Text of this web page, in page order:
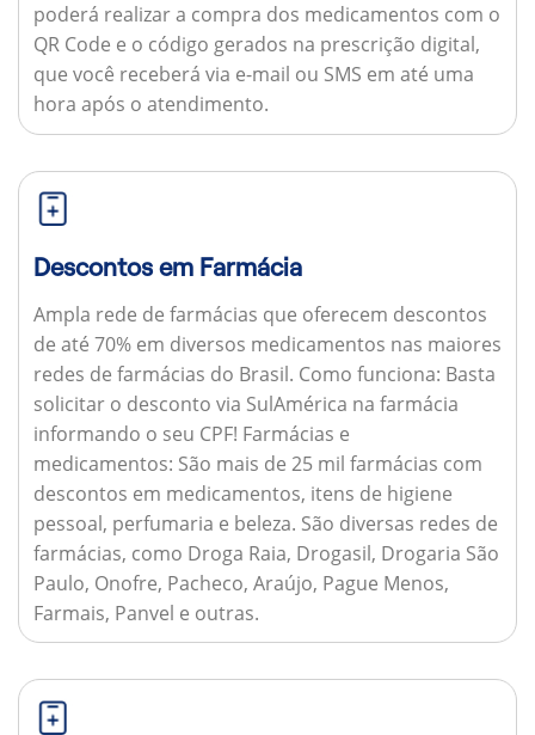
poderá realizar a compra dos medicamentos com o
QR Code e o código gerados na prescrição digital,
que você receberá via e-mail ou SMS em até uma
hora após o atendimento.
Descontos em Farmácia
Ampla rede de farmácias que oferecem descontos
de até 70% em diversos medicamentos nas maiores
redes de farmácias do Brasil. Como funciona: Basta
solicitar o desconto via SulAmérica na farmácia
informando o seu CPF! Farmácias e
medicamentos: São mais de 25 mil farmácias com
descontos em medicamentos, itens de higiene
pessoal, perfumaria e beleza. São diversas redes de
farmácias, como Droga Raia, Drogasil, Drogaria São
Paulo, Onofre, Pacheco, Araújo, Pague Menos,
Farmais, Panvel e outras.